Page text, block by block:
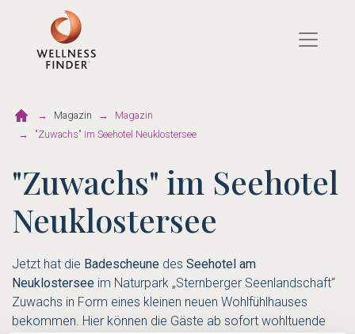
Magazin
Magazin
"Zuwachs" im Seehotel Neuklostersee
"Zuwachs" im Seehotel
Neuklostersee
Jetzt hat die Badescheune des Seehotel am
Neuklostersee im Naturpark „Sternberger Seenlandschaft“
Zuwachs in Form eines kleinen neuen Wohlfühlhauses
bekommen. Hier können die Gäste ab sofort wohltuende